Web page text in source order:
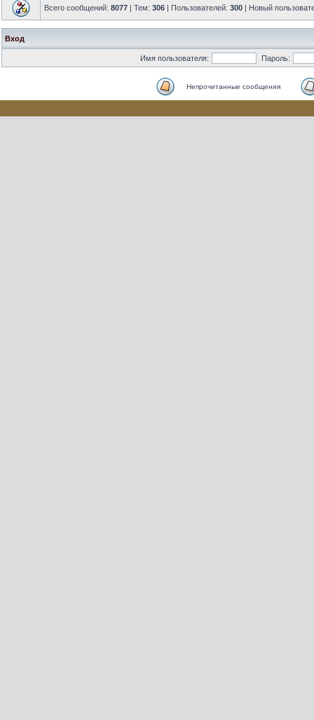
Всего сообщений: 8077 | Тем: 306 | Пользователей: 300 | Новый
Вход
Имя пользователя: Пароль:
Непрочитанные сообщения